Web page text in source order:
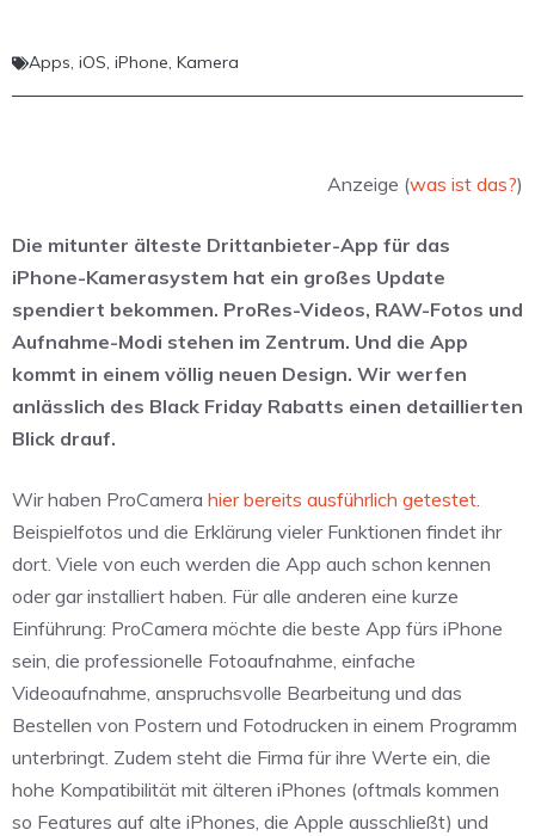
Apps, iOS, iPhone, Kamera
Anzeige (was ist das?)
Die mitunter älteste Drittanbieter-App für das
iPhone-Kamerasystem hat ein großes Update
spendiert bekommen. ProRes-Videos, RAW-Fotos und
Aufnahme-Modi stehen im Zentrum. Und die App
kommt in einem völlig neuen Design. Wir werfen
anlässlich des Black Friday Rabatts einen detaillierten
Blick drauf.
Wir haben ProCamera hier bereits ausführlich getestet.
Beispielfotos und die Erklärung vieler Funktionen findet ihr
dort. Viele von euch werden die App auch schon kennen
oder gar installiert haben. Für alle anderen eine kurze
Einführung: ProCamera möchte die beste App fürs iPhone
sein, die professionelle Fotoaufnahme, einfache
Videoaufnahme, anspruchsvolle Bearbeitung und das
Bestellen von Postern und Fotodrucken in einem Programm
unterbringt. Zudem steht die Firma für ihre Werte ein, die
hohe Kompatibilität mit älteren iPhones (oftmals kommen
so Features auf alte iPhones, die Apple ausschließt) und